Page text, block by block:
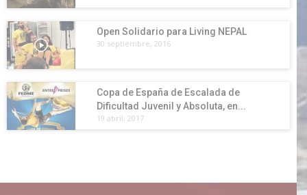
Open Solidario para Living NEPAL
30 septiembre, 2016
Copa de España de Escalada de
Dificultad Juvenil y Absoluta, en...
19 abril, 2017